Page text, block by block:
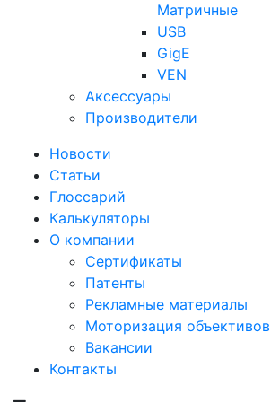
Матричные
USB
GigE
VEN
Аксессуары
Производители
Новости
Статьи
Глоссарий
Калькуляторы
О компании
Сертификаты
Патенты
Рекламные материалы
Моторизация объективов
Вакансии
Контакты